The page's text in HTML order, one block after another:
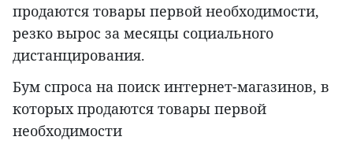
продаются товары первой необходимости,
резко вырос за месяцы социального
дистанцирования.
Бум спроса на поиск интернет-магазинов, в
которых продаются товары первой
необходимости